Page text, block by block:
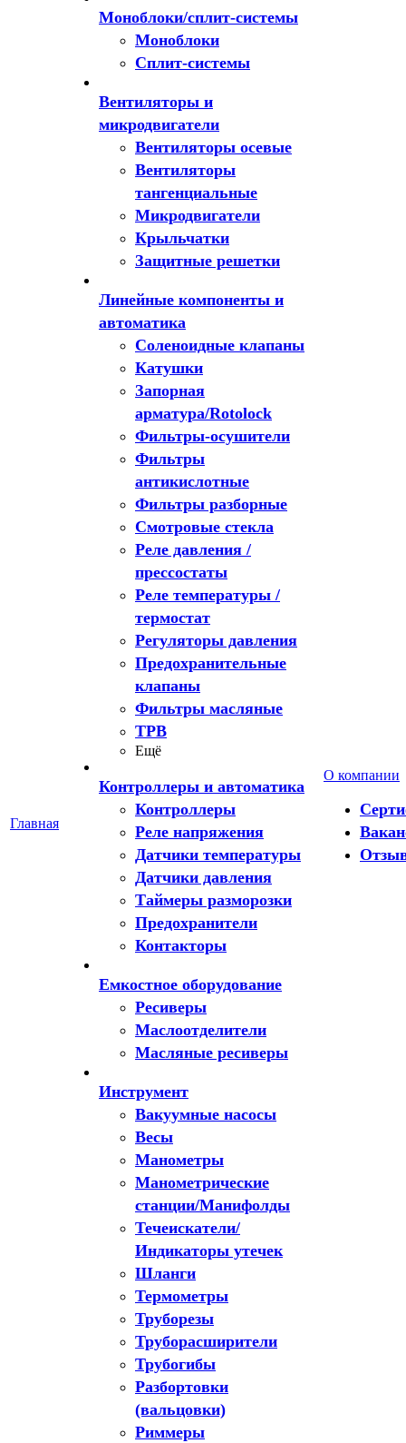
Главная
Моноблоки/сплит-системы
Моноблоки
Сплит-системы
Вентиляторы и
микродвигатели
Вентиляторы осевые
Вентиляторы
тангенциальные
Микродвигатели
Крыльчатки
Защитные решетки
Линейные компоненты и
автоматика
Соленоидные клапаны
Катушки
Запорная
арматура/Rotolock
Фильтры-осушители
Фильтры
антикислотные
Фильтры разборные
Смотровые стекла
Реле давления /
прессостаты
Реле температуры /
термостат
Регуляторы давления
Предохранительные
клапаны
Фильтры масляные
ТРВ
Ещё
Контроллеры и автоматика
Контроллеры
Реле напряжения
Датчики температуры
Датчики давления
Таймеры разморозки
Предохранители
Контакторы
Емкостное оборудование
Ресиверы
Маслоотделители
Масляные ресиверы
Инструмент
Вакуумные насосы
Весы
Манометры
Манометрические
станции/Манифолды
Течеискатели/
Индикаторы утечек
Шланги
Термометры
Труборезы
Труборасширители
Трубогибы
Разбортовки
(вальцовки)
Риммеры
О компании